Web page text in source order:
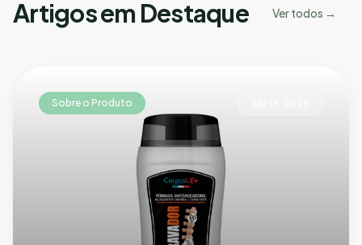
Artigos em Destaque Ver todos →
Sobre o Produto